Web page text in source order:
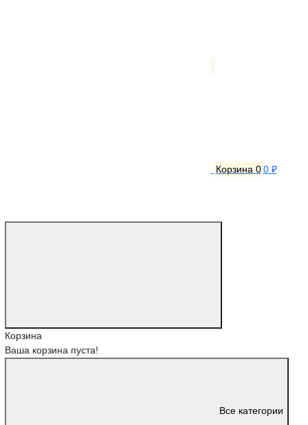
Корзина 0 0 ₽
Корзина
Ваша корзина пуста!
Все категории